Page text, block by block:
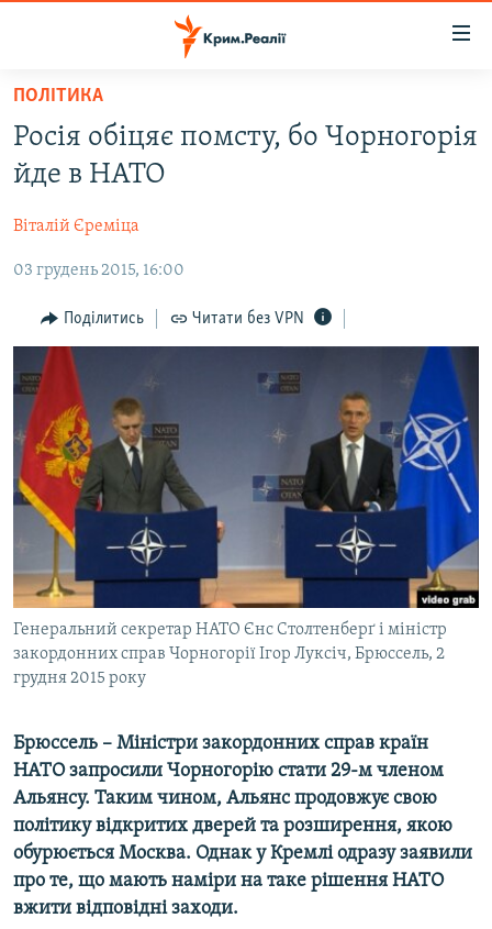
Перейти
основного
матеріалу
до
навігації
Перейти
пошуку
ПОЛІТИКА
БЛОГИ
ПОГЛЯД
ІНТЕРВ'Ю
ВСЕ ЗА ДЕНЬ
СПЕЦПРОЕКТИ
ДЕПОРТАЦІЯ
ВІДЕОУРОКИ «ELIFBE»
СВІДЧЕННЯ ОКУПАЦІЇ
УКРАЇНСЬКА ПРОБЛЕМА КРИМУ
ІНФОГРАФІКА
ЯК ОБІЙТИ БЛОКУВАННЯ
Русский
Qırımtatar
ДОЛУЧАЙСЯ!
Усі сайти RFE/RL
ПОЛІТИКА
Росія обіцяє помсту, бо Чорногорія
йде в НАТО
Віталій Єреміца
03 грудень 2015, 16:00
Поділитись Читати без VPN
Генеральний секретар НАТО Єнс Столтенберґ і міністр
закордонних справ Чорногорії Ігор Луксіч, Брюссель, 2
грудня 2015 року
Брюссель – Міністри закордонних справ країн
НАТО запросили Чорногорію стати 29-м членом
Альянсу. Таким чином, Альянс продовжує свою
політику відкритих дверей та розширення, якою
обурюється Москва. Однак у Кремлі одразу заявили
про те, що мають наміри на таке рішення НАТО
вжити відповіднізаходи.